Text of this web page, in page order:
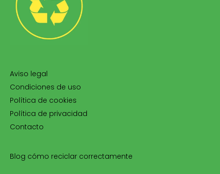
Aviso legal
Condiciones de uso
Política de cookies
Política de privacidad
Contacto
Blog cómo reciclar correctamente